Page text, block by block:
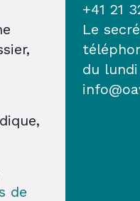
de
+41 21
Le
du lundi